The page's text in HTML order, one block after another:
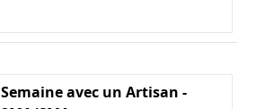
Semaine avec un Artisan -